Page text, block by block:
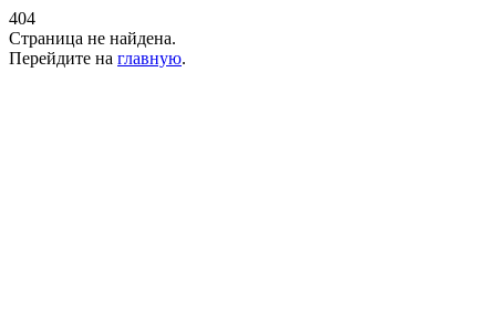
404
Страница не найдена.
Перейдите на главную.